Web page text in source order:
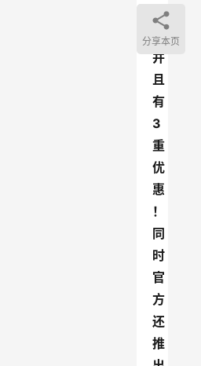
价
，
并
且
有
3
重
优
惠
！
同
时
官
方
还
推
分享本页